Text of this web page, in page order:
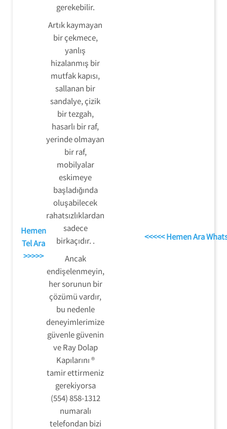
Hemen
Tel Ara
>>>>>
gerekebilir.
Artık kaymayan
bir çekmece,
yanlış
hizalanmış bir
mutfak kapısı,
sallanan bir
sandalye, çizik
bir tezgah,
hasarlı bir raf,
yerinde olmayan
bir raf,
mobilyalar
eskimeye
başladığında
oluşabilecek
rahatsızlıklardan
sadece
birkaçıdır. .
Ancak
endişelenmeyin,
her sorunun bir
çözümü vardır,
bu nedenle
deneyimlerimize
güvenle güvenin
ve Ray Dolap
Kapılarını ®
tamir ettirmeniz
gerekiyorsa
(554) 858-1312
numaralı
telefondan bizi
<<<<< Hemen Ara